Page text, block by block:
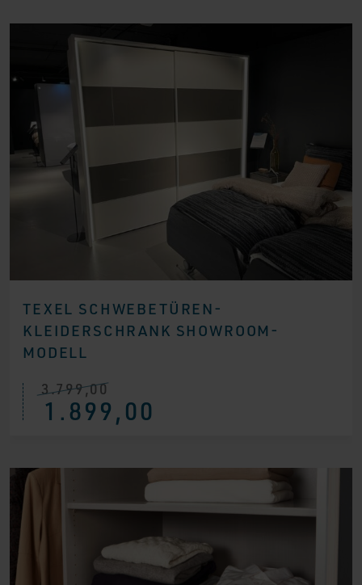
TEXEL SCHWEBETÜREN-
KLEIDERSCHRANK SHOWROOM-
MODELL
3.799,00
Ursprünglicher
Preis
war:1.899,00
Aktueller
Preis
ist: